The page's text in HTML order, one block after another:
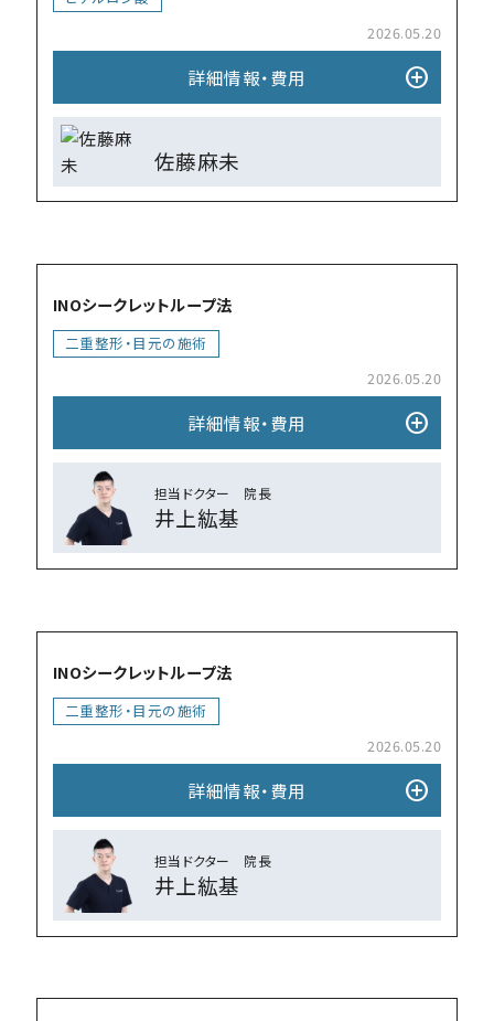
2026.05.20
詳細情報・費⽤ add_circle
佐藤麻未
INOシークレットループ法
⼆重整形・目元の施術
2026.05.20
詳細情報・費⽤ add_circle
担当ドクター 院⻑
井上紘基
INOシークレットループ法
⼆重整形・目元の施術
2026.05.20
詳細情報・費⽤ add_circle
担当ドクター 院⻑
井上紘基